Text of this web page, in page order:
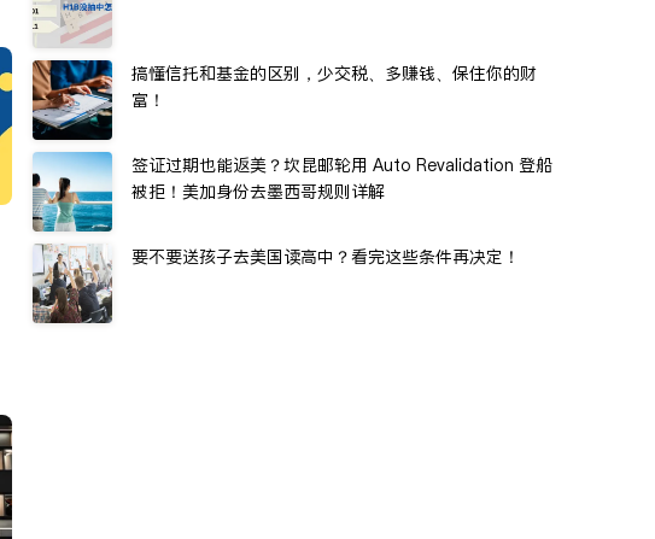
搞懂信托和基金的区别，少交税、多赚钱、保住你的财
富！
签证过期也能返美？坎昆邮轮用 Auto Revalidation 登船
被拒！美加身份去墨西哥规则详解
要不要送孩子去美国读高中？看完这些条件再决定！